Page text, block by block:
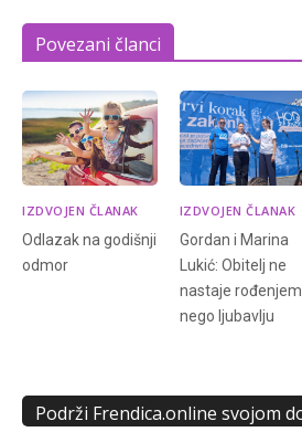
Povezani članci
IZDVOJEN ČLANAK
Odlazak na godišnji
odmor
IZDVOJEN ČLANAK
Gordan i Marina
Lukić: Obitelj ne
nastaje
nego ljubavlju
Podrži Frendica.online svojom